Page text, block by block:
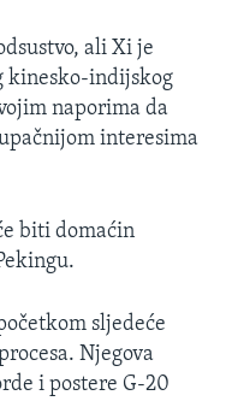
ali Xi je
kinesko-indijskog
naporima da
interesima
biti domaćin
sljedeće
Njegova
i postere G-20